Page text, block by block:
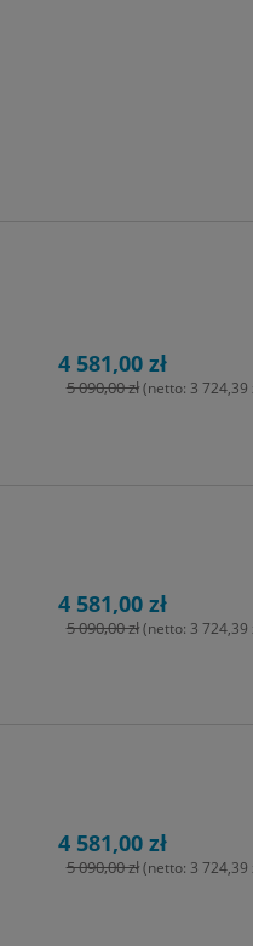
4 581,00 zł
5 090,00 zł (netto: 3 724,39
4 581,00 zł
5 090,00 zł (netto: 3 724,39
4 581,00 zł
5 090,00 zł (netto: 3 724,39